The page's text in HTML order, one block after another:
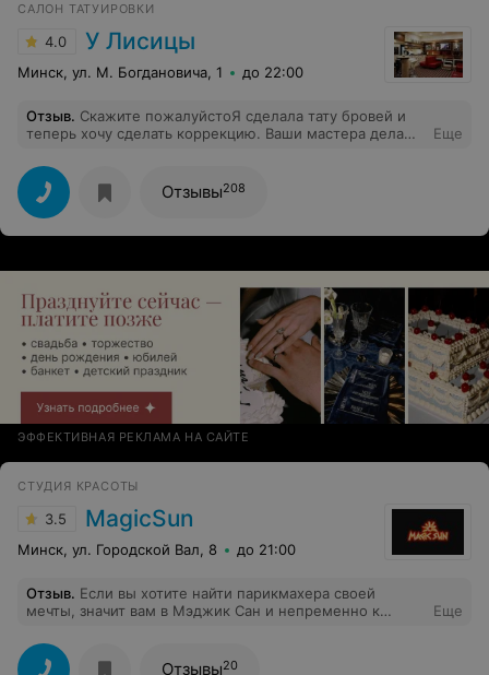
САЛОН ТАТУИРОВКИ
4.0 У Лисицы
Минск, ул. М. Богдановича, 1 до 22:00
Отзыв. Скажите пожалуйсто Я сделала тату бровей и
теперь хочу сделать коррекцию. Ваши мастера делают
на какую цену мне расчитывать??
Еще
Отзывы208
ЭФФЕКТИВНАЯ РЕКЛАМА НА САЙТЕ
СТУДИЯ КРАСОТЫ
3.5 MagicSun
Минск, ул. Городской Вал, 8 до 21:00
Отзыв. Если вы хотите найти парикмахера своей
мечты, значит вам в Мэджик Сан и непременно к
счастливой. Вот уже много лет я хожу к ней и хочу
выразить огромную благодарность ей внимание, за
Еще
Отзывы20